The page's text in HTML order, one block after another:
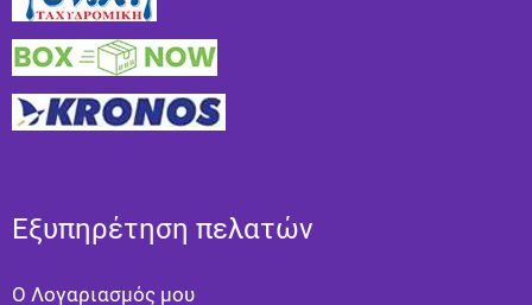
Εξυπηρέτηση πελατών
Ο Λογαριασμός μου